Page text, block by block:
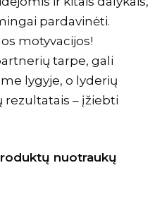
pardavinėti.
motyvacijos!
tarpe, gali
lygyje, o lyderių
rezultatais – įžiebti
nuotraukų